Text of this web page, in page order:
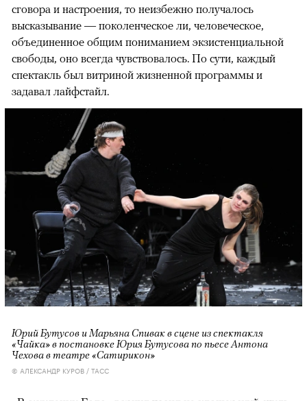
сговора и настроения, то неизбежно получалось
высказывание — поколенческое ли, человеческое,
объединенное общим пониманием экзистенциальной
свободы, оно всегда чувствовалось. По сути, каждый
спектакль был витриной жизненной программы и
задавал лайфстайл.
Юрий Бутусов и Марьяна Спивак в сцене из спектакля
«Чайка» в постановке Юрия Бутусова по пьесе Антона
Чехова в театре «Сатирикон»
© АЛЕКСАНДР КУРОВ / ТАСС